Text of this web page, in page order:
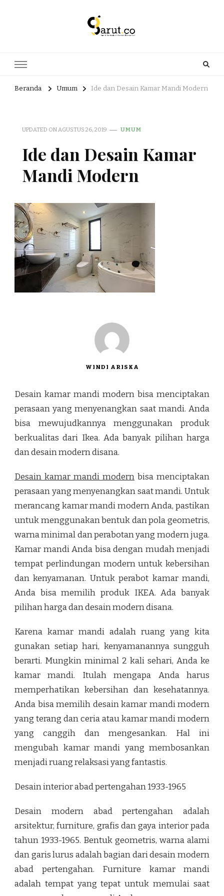
Beranda Umum Ide dan Desain Kamar Mandi Modern
UPDATED ONAGUSTUS 26, 2019 UMUM
Ide dan Desain Kamar
Mandi Modern
WINDI ARISKA
Desain kamar mandi modern bisa menciptakan
perasaan yang menyenangkan saat mandi. Anda
bisa mewujudkannya menggunakan produk
berkualitas dari Ikea. Ada banyak pilihan harga
dan desain modern disana.
Desain kamar mandi modern bisa menciptakan
perasaan yang menyenangkan saat mandi. Untuk
merancang kamar mandi modern Anda, pastikan
untuk menggunakan bentuk dan pola geometris,
warna minimal dan perabotan yang modern juga.
Kamar mandi Anda bisa dengan mudah menjadi
tempat perlindungan modern untuk kebersihan
dan kenyamanan. Untuk perabot kamar mandi,
Anda bisa memilih produk IKEA. Ada banyak
pilihan harga dan desain modern disana.
Karena kamar mandi adalah ruang yang kita
gunakan setiap hari, kenyamanannya sungguh
berarti. Mungkin minimal 2 kali sehari, Anda ke
kamar mandi. Itulah mengapa Anda harus
memperhatikan kebersihan dan kesehatannya.
Anda bisa memilih desain kamar mandi modern
yang terang dan ceria atau kamar mandi modern
yang canggih dan mengesankan. Hal ini
mengubah kamar mandi yang membosankan
menjadi ruang relaksasi yang fantastis.
Desain interior abad pertengahan 1933-1965
Desain modern abad pertengahan adalah
arsitektur, furniture, grafis dan gaya interior pada
tahun 1933-1965. Bentuk geometris, warna alami
dan garis lurus adalah bagian dari desain modern
abad pertengahan. Furniture kamar mandi
adalah tempat yang tepat untuk memulai saat